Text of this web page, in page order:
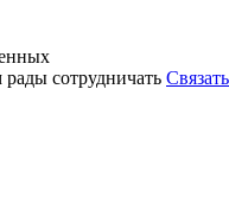
сотрудничать